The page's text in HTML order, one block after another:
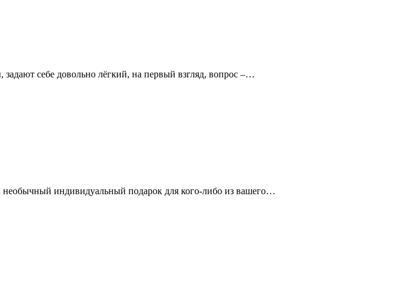
себе довольно лёгкий, на первый взгляд, вопрос –…
необычный индивидуальный подарок для кого-либо из вашего…